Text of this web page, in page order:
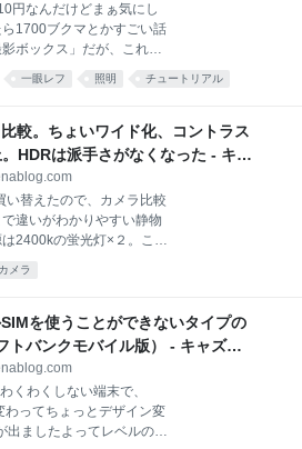
イディアを、製品化にむ
ドファンディングによっ
新しい産学連携の試みで
についてはCerevo DASH
円なんだけどまぁ気にし
1700ブクマとかすごい話
ボックス」だが、これに
るだけで影をほぼ完璧に消
すよ、というハナシ。 百
）が1灯、下部照明（ボ
灯での撮影である。ホワイ
そういうツッコミは本題
を下部照明で打ち消して
いうわけ。 では影消し対
のか？ 同じアングルの比
いただきたい。上部から
一眼レフ 照明 チュートリアル
較。ちょいワイド化、コントラス
HDRは派手さがなくなった - キャ
替えたので、カメラ比較
違いがわかりやすい静物
2400kの蛍光灯×２。これ
の影響など出ぬよう、ク
る。 iPhone5 HDR-
同士で比べると、
ェクトをかけていて、コ
となしく、これほんとに
まうぐらい。まぁ好き嫌
いいとは言わないが、4S
カメラ
を使うことができないタイプの
トバンクモバイル版） - キャズム
くわくしない端末で、
わってちょっとデザイン変
出ましたよってレベルの話